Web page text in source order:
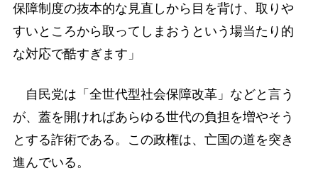
保障制度の抜本的な見直しから目を背け、取りや
すいところから取ってしまおうという場当たり的
な対応で酷すぎます」
自民党は「全世代型社会保障改革」などと言う
が、蓋を開ければあらゆる世代の負担を増やそう
とする詐術である。この政権は、亡国の道を突き
進んでいる。